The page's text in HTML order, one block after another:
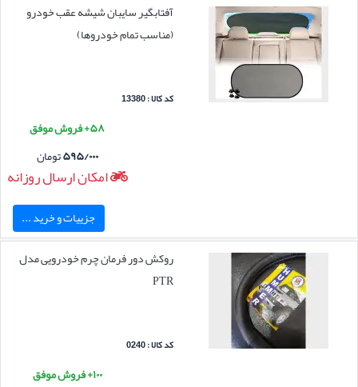
آفتابگیر سایبان شیشه عقب خودرو
(مناسب تمام خودروها)
کد کالا : 13380
۵۸+ فروش موفق
۵۹۵/۰۰۰تومان
امکان ارسال روزانه
جزییات و خرید ...
روکش دور فرمان چرم خودرویی مدل
PTR
کد کالا : 0240
۱۰۰+ فروش موفق